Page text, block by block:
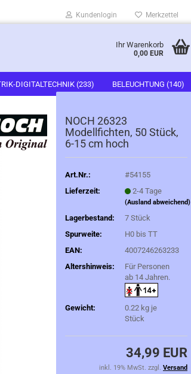
Kundenlogin Merkzettel
Ihr Warenkorb
0,00 EUR
DIGITALTECHNIK (233) BELEUCHTUNG (140)
NOCH 26323
Modellfichten, 50 Stück,
6-15 cm hoch
Art.Nr.:
#54155
Lieferzeit:
2-4 Tage
(Ausland abweichend)
Lagerbestand: 7Stück
Spurweite:
H0 bis TT
EAN:
4007246263233
Altershinweis:
Für Personen
ab 14 Jahren.
Gewicht: 0.22 kg je
Stück
34,99 EUR
inkl. 19% MwSt. zzgl. Versand